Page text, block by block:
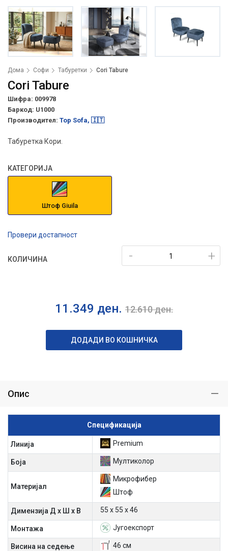
Дома Софи Табуретки Cori Tabure
Cori Tabure
Шифра: 009978
Баркод: U1000
Производител: Top Sofa, 🇮🇹
Табуретка Кори.
КАТЕГОРИЈА
Штоф Giuila
Провери достапност
КОЛИЧИНА +
-
11.349 ден. 12.610ден.
ДОДАДИ ВО КОШНИЧКА
Опис
Спецификација
Линија Premium
Боја Мултиколор
Материјал
Микрофибер
Штоф
Димензија Д х Ш х В 55 х 55 х 46
Mонтажа Југоекспорт
Висина на седење 46 см